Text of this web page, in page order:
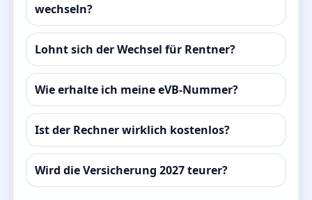
wechseln?
Lohnt sich der Wechsel für Rentner?
Wie erhalte ich meine eVB-Nummer?
Ist der Rechner wirklich kostenlos?
Wird die Versicherung 2027 teurer?